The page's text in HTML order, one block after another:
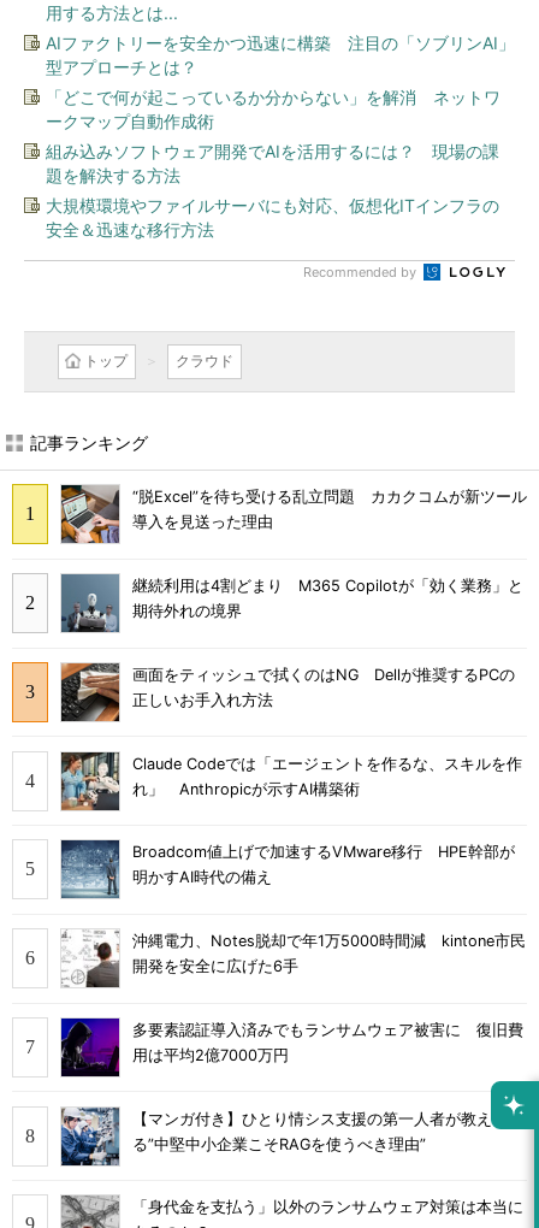
用する方法とは...
AIファクトリーを安全かつ迅速に構築 注目の「ソブリンAI」
型アプローチとは？
「どこで何が起こっているか分からない」を解消 ネットワ
ークマップ自動作成術
組み込みソフトウェア開発でAIを活用するには？ 現場の課
題を解決する方法
大規模環境やファイルサーバにも対応、仮想化ITインフラの
安全＆迅速な移行方法
Recommended by
トップ クラウド
記事ランキング
“脱Excel”を待ち受ける乱立問題 カカクコムが新ツール
導入を見送った理由
継続利用は4割どまり M365 Copilotが「効く業務」と
期待外れの境界
画面をティッシュで拭くのはNG Dellが推奨するPCの
正しいお手入れ方法
Claude Codeでは「エージェントを作るな、スキルを作
れ」 Anthropicが示すAI構築術
Broadcom値上げで加速するVMware移行 HPE幹部が
明かすAI時代の備え
沖縄電力、Notes脱却で年1万5000時間減 kintone市民
開発を安全に広げた6手
多要素認証導入済みでもランサムウェア被害に 復旧費
用は平均2億7000万円
【マンガ付き】ひとり情シス支援の第一人者が教え
る”中堅中小企業こそRAGを使うべき理由”
「身代金を支払う」以外のランサムウェア対策は本当に